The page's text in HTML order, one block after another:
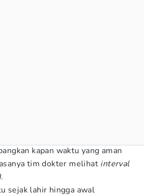
kapan waktu yang aman
tim dokter melihat interval
sejak lahir hingga awal